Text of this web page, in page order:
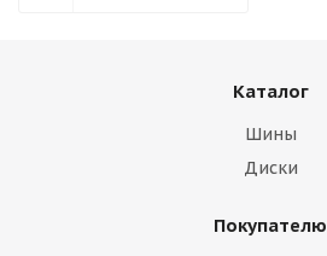
Каталог
Шины
Диски
Покупателю